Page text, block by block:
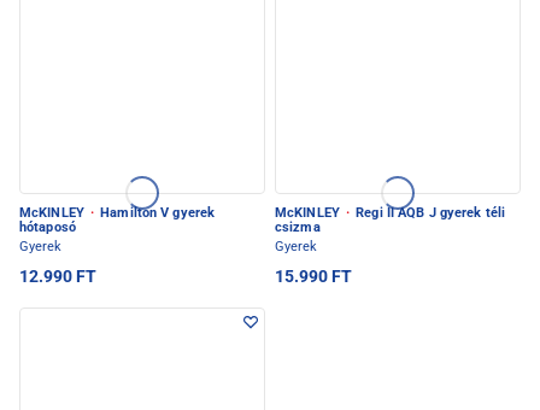
McKINLEY · Hamilton V gyerek
hótaposó
Gyerek
12.990 FT
McKINLEY · Regi II AQB J gyerek téli
csizma
Gyerek
15.990 FT